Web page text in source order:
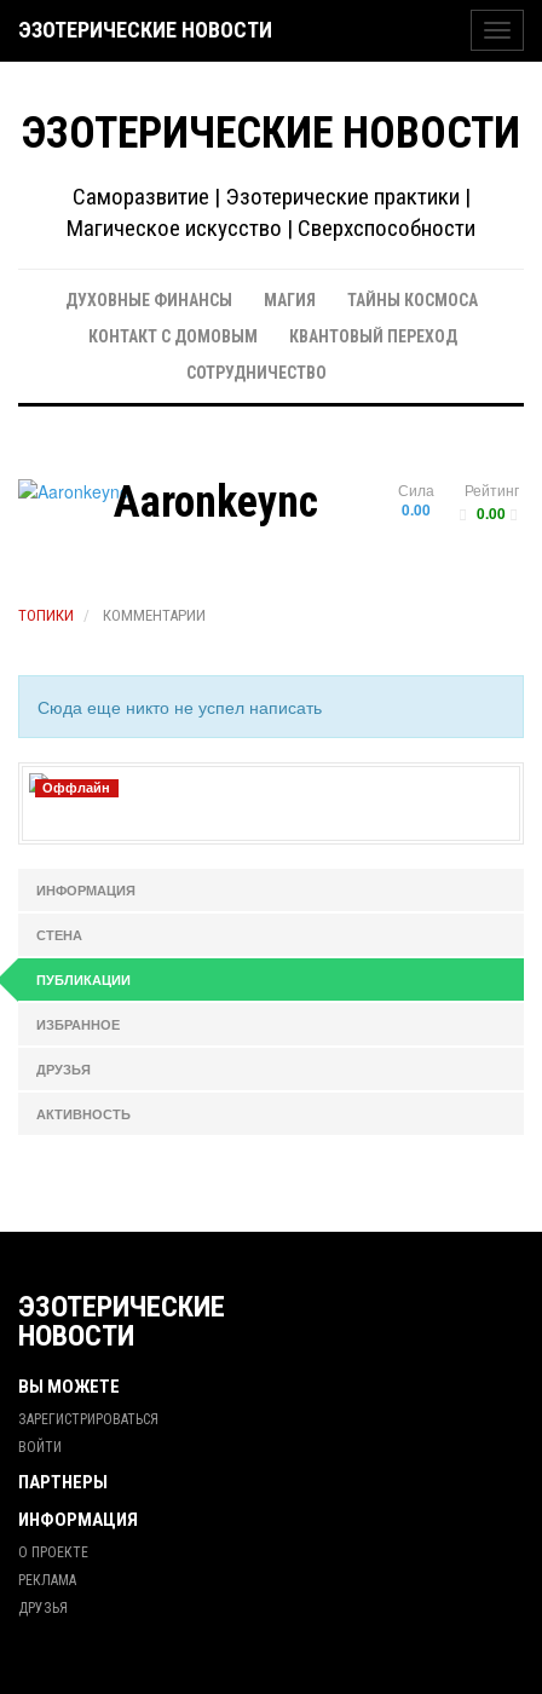
ЭЗОТЕРИЧЕСКИЕ НОВОСТИ
ЭЗОТЕРИЧЕСКИЕ НОВОСТИ
Саморазвитие | Эзотерические практики |
Магическое искусство | Сверхспособности
ДУХОВНЫЕ ФИНАНСЫ МАГИЯ
ТАЙНЫ КОСМОСА
КОНТАКТ С ДОМОВЫМ
КВАНТОВЫЙ ПЕРЕХОД
СОТРУДНИЧЕСТВО
Рейтинг
0.00
Сила
0.00
Aaronkeync
ТОПИКИ КОММЕНТАРИИ
Сюда еще никто не успел написать
Оффлайн
ИНФОРМАЦИЯ
СТЕНА
ПУБЛИКАЦИИ
ИЗБРАННОЕ
ДРУЗЬЯ
АКТИВНОСТЬ
ЭЗОТЕРИЧЕСКИЕ
НОВОСТИ
ВЫ МОЖЕТЕ
ЗАРЕГИСТРИРОВАТЬСЯ
ВОЙТИ
ПАРТНЕРЫ
ИНФОРМАЦИЯ
О ПРОЕКТЕ
РЕКЛАМА
ДРУЗЬЯ